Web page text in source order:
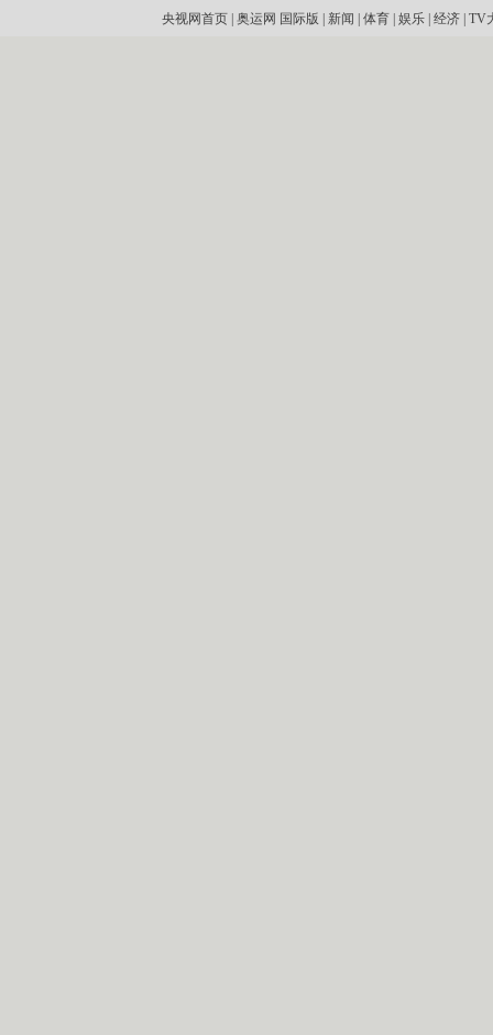
央视网首页| 奥运网 国际版 新闻 体育| 娱乐| 经济| TV